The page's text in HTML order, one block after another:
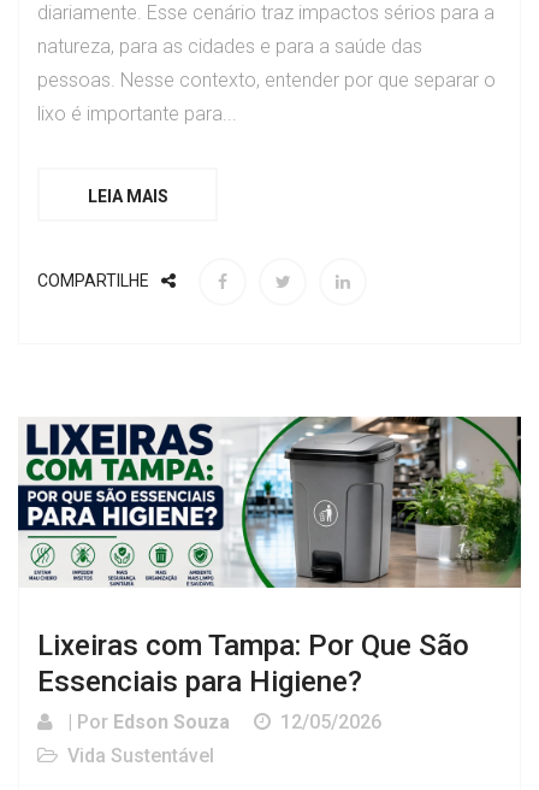
diariamente. Esse cenário traz impactos sérios para a
natureza, para as cidades e para a saúde das
pessoas. Nesse contexto, entender por que separar o
lixo é importante para...
LEIA MAIS
COMPARTILHE
Lixeiras com Tampa: Por Que São
Essenciais para Higiene?
| Por Edson Souza
12/05/2026
Vida Sustentável